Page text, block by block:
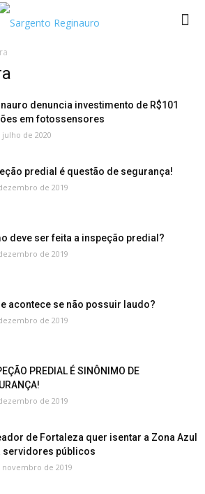
denuncia investimento de R$101
em fotossensores
julho de 2020
predial é questão de segurança!
de 2019
deve ser feita a inspeção predial?
de 2019
acontece se não possuir laudo?
de 2019
PREDIAL É SINÔNIMO DE
de 2019
de Fortaleza quer isentar a Zona Azul
servidores públicos
novembro de 2019